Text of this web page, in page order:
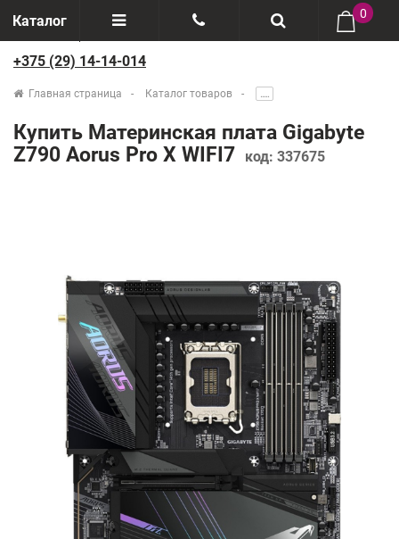
Каталог
Отзывы
Производители
+375(29) 888-44-44
0
+375 (29) 14-14-014
Главная страница Каталог товаров .....
Купить Материнская плата Gigabyte
Z790 Aorus Pro X WIFI7
код: 337675